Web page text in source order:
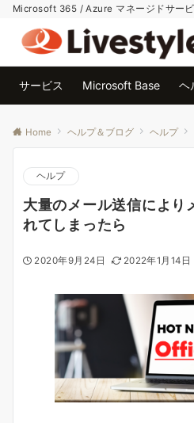
Microsoft 365 / Azure マネージドサ
サービス Microsoft Base ヘ
Home ヘルプ＆ブログ ヘルプ
ヘルプ
大量のメール送信により
れてしまったら
2020年9月24日 2022年1月14日